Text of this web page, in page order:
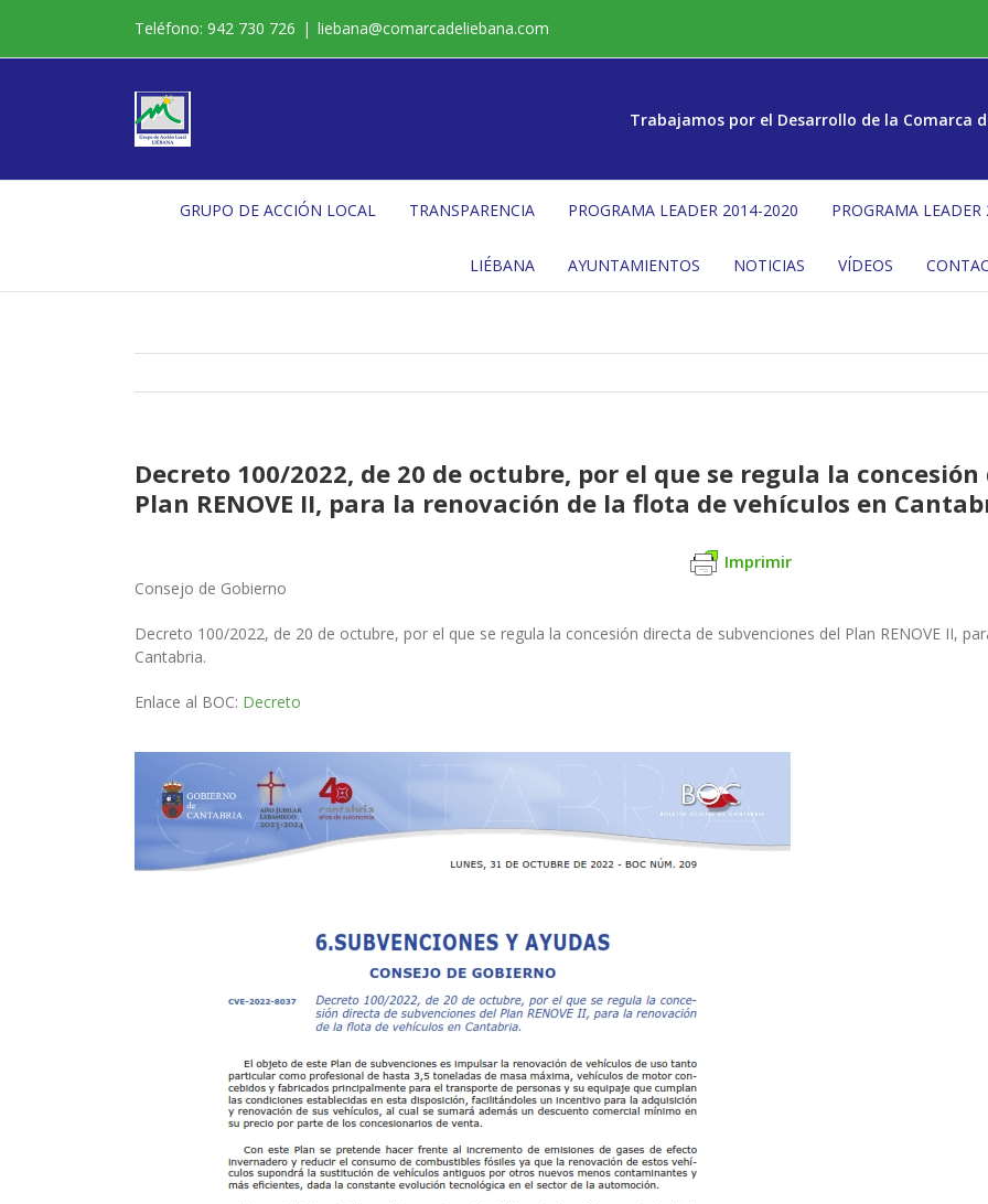
contenido
Teléfono: 942 730 726 | liebana@comarcadeliebana.com
Trabajamos por el Desarrollo de la Comarca
GRUPO DE ACCIÓN LOCAL TRANSPARENCIA PROGRAMA LEADER 2014-2020 PROGRAMA
LIÉBANA AYUNTAMIENTOS NOTICIAS VÍDEOS
Decreto 100/2022, de 20 de octubre, por el que se regula la
Plan RENOVE II, para la renovación de la flota de vehículos en
Imprimir
Consejo de Gobierno
Decreto 100/2022, de 20 de octubre, por el que se regula la concesión directa de subvenciones del Plan RENOVE II,
Cantabria.
Enlace al BOC: Decreto